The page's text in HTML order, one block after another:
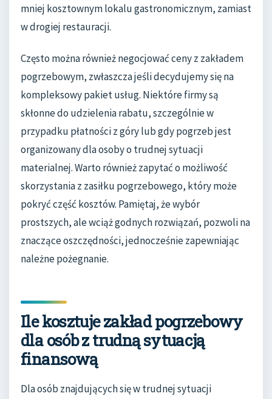
mniej kosztownym lokalu gastronomicznym, zamiast
w drogiej restauracji.
Często można również negocjować ceny z zakładem
pogrzebowym, zwłaszcza jeśli decydujemy się na
kompleksowy pakiet usług. Niektóre firmy są
skłonne do udzielenia rabatu, szczególnie w
przypadku płatności z góry lub gdy pogrzeb jest
organizowany dla osoby o trudnej sytuacji
materialnej. Warto również zapytać o możliwość
skorzystania z zasiłku pogrzebowego, który może
pokryć część kosztów. Pamiętaj, że wybór
prostszych, ale wciąż godnych rozwiązań, pozwoli na
znaczące oszczędności, jednocześnie zapewniając
należne pożegnanie.
Ile kosztuje zakład pogrzebowy
dla osób z trudną sytuacją
finansową
Dla osób znajdujących się w trudnej sytuacji